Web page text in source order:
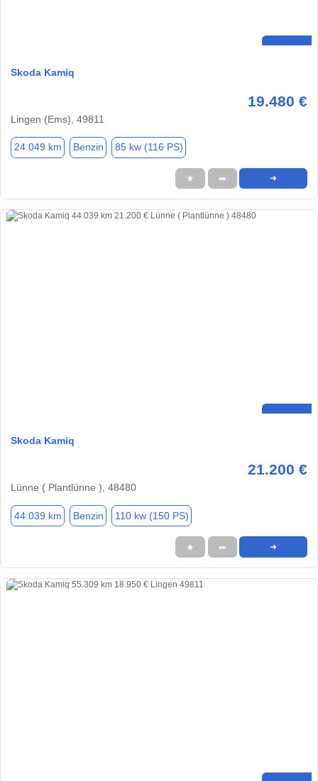
Skoda Kamiq
19.480 €
Lingen (Ems), 49811
24.049 km Benzin 85 kw (116 PS)
★ ➦ ➜
Skoda Kamiq
21.200 €
Lünne ( Plantlünne ), 48480
44.039 km Benzin 110 kw (150 PS)
★ ➦ ➜